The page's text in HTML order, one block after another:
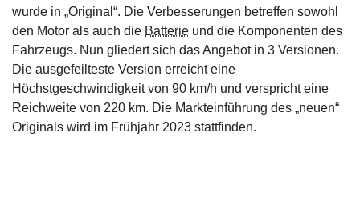
wurde in „Original“. Die Verbesserungen betreffen sowohl
den Motor als auch die Batterie und die Komponenten des
Fahrzeugs. Nun gliedert sich das Angebot in 3 Versionen.
Die ausgefeilteste Version erreicht eine
Höchstgeschwindigkeit von 90 km/h und verspricht eine
Reichweite von 220 km. Die Markteinführung des „neuen“
Originals wird im Frühjahr 2023 stattfinden.